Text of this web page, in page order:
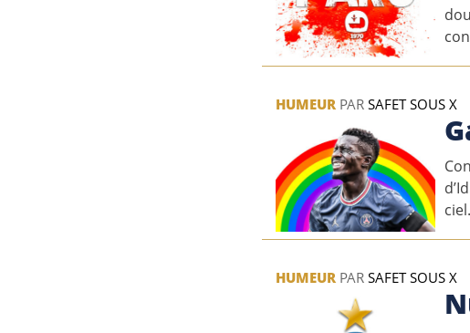
HUMEUR PAR SAFET SOUS X
ciel.
HUMEUR PAR SAFET SOUS X